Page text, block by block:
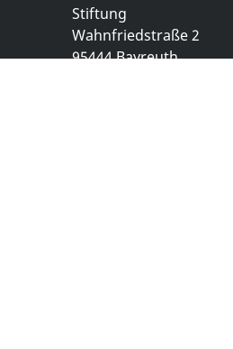
Stiftung
Wahnfriedstraße 2
95444 Bayreuth